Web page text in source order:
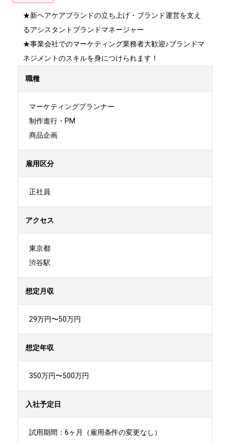
★新ヘアケアブランドの立ち上げ・ブランド運営を支え
るアシスタントブランドマネージャー
★事業会社でのマーケティング業務者大歓迎♪ブランドマ
ネジメントのスキルを身につけられます！
職種
マーケティングプランナー
制作進行・PM
商品企画
雇用区分
正社員
アクセス
東京都
渋谷駅
想定月収
29万円〜50万円
想定年収
350万円〜500万円
入社予定日
試用期間：6ヶ月（雇用条件の変更なし）